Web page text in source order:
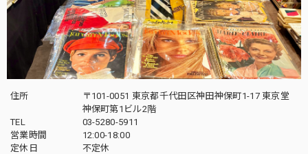
住所
〒101-0051 東京都千代田区神田神保町1-17 東京堂
神保町第1ビル2階
TEL
03-5280-5911
営業時間
12:00-18:00
定休日
不定休